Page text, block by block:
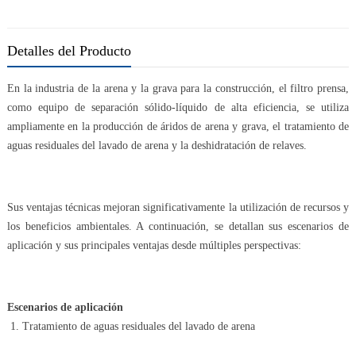
Detalles del Producto
En la industria de la arena y la grava para la construcción, el filtro prensa,
como equipo de separación sólido-líquido de alta eficiencia, se utiliza
ampliamente en la producción de áridos de arena y grava, el tratamiento de
aguas residuales del lavado de arena y la deshidratación de relaves.
Sus ventajas técnicas mejoran significativamente la utilización de recursos y
los beneficios ambientales. A continuación, se detallan sus escenarios de
aplicación y sus principales ventajas desde múltiples perspectivas:
Escenarios de aplicación
1. Tratamiento de aguas residuales del lavado de arena